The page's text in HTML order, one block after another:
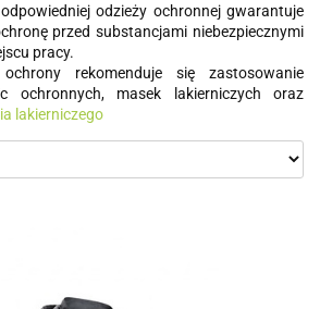
odzieży ochronnej gwarantuje
przed substancjami niebezpiecznymi
pracy.
rekomenduje się zastosowanie
ochronnych, masek lakierniczych oraz
lakierniczego